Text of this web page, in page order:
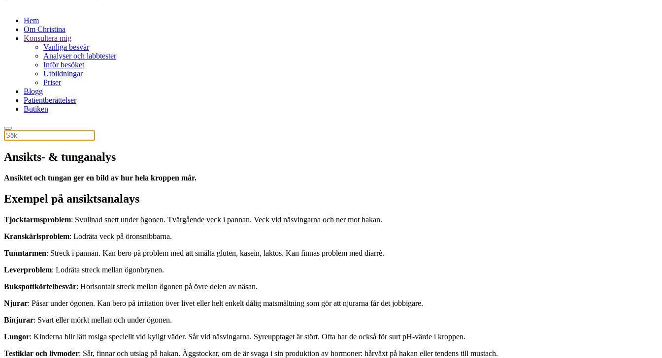
Hem
Om Christina
Konsultera mig
Vanliga besvär
Analyser och labbtester
Inför besöket
Utbildningar
Priser
Blogg
Patientberättelser
Butiken
Ansikts- & tunganalys
Ansiktet och tungan ger en bild av hur hela kroppen mår.
Exempel på ansiktsanalays
Tjocktarmsproblem: Svullnad snett under ögonen. Tvärgående veck i pannan. Veck vid näsvingarna och ner mot hakan.
Kranskärlsproblem: Lodräta veck på öronsnibbarna.
Tunntarmen: Streck i pannan. Kan bero på problem med att smälta gluten, kasein, laktos. Kan finnas problem med diarrè.
Leverproblem: Lodräta streck mellan ögonbrynen.
Bukspottkörtelbesvär: Horisontalt streck mellan ögonen på övre delen av näsan.
Njurar: Påsar under ögonen. Kan bero på irritation över livet eller helt enkelt dålig matsmältning som gör att njurarna får det jobbigare.
Binjurar: Svart eller mörkt mellan och under ögonen.
Lungor: Kinderna blir lätt rosiga speciellt vid kyligt väder. Sår vid näsvingarna. Syreupptaget är stört. Ofta har de också för surt pH-värde i kroppen.
Testiklar och livmoder: Sår, finnar och utslag på hakan. Äggstockar, om de är svaga i sin produktion av hormoner: hårväxt på hakan eller tendens till mustach.